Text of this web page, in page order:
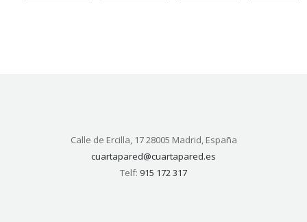
Calle de Ercilla, 17 28005 Madrid, España
cuartapared@cuartapared.es
Telf: 915 172 317